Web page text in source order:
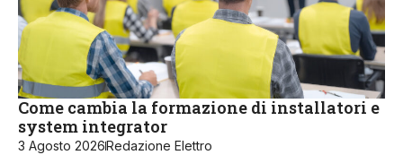
Come cambia la formazione di installatori e
system integrator
3 Agosto 2026Redazione Elettro